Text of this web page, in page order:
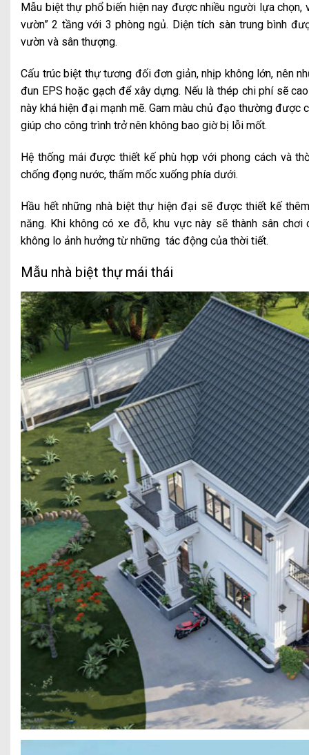
Mẫu biệt thự phổ biến hiện nay được nhiều người lựa
vườn” 2 tầng với 3 phòng ngủ. Diện tích sàn trung bình
vườn và sân thượng.
Cấu trúc biệt thự tương đối đơn giản, nhịp không lớn, nên
đun EPS hoặc gạch để xây dựng. Nếu là thép chi phí sẽ
này khá hiện đại mạnh mẽ. Gam màu chủ đạo thường
giúp cho công trình trở nên không bao giờ bị lỗi mốt.
Hệ thống mái được thiết kế phù hợp với phong cách và
chống đọng nước, thấm mốc xuống phía dưới.
Hầu hết những nhà biệt thự hiện đại sẽ được thiết kế
năng. Khi không có xe đỗ, khu vực này sẽ thành sân
không lo ảnh hưởng từ những tác động của thời tiết.
Mẫu nhà biệt thự mái thái